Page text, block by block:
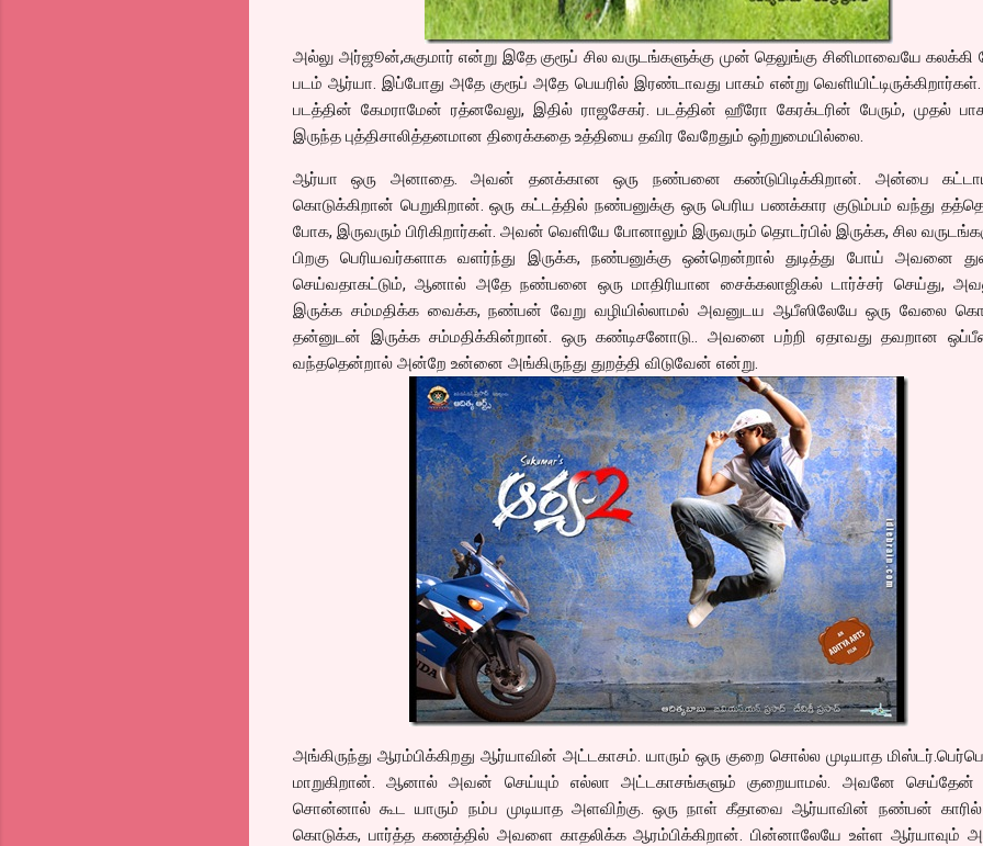
அல்லு அர்ஜூன்,சுகுமார் என்று இதே குரூப் சில வருடங்களுக்கு முன் தெலுங்கு சினிமாவையே கலக்கி
படம் ஆர்யா. இப்போது அதே குரூப் அதே பெயரில் இரண்டாவது பாகம் என்று
படத்தின் கேமராமேன் ரத்னவேலு, இதில் ராஜசேகர். படத்தின் ஹீரோ கேரக்டரின் பேரும், முதல்
இருந்த புத்திசாலித்தனமான திரைக்கதை உத்தியை தவிர வேறேதும் ஒற்றுமையில்லை.
ஆர்யா ஒரு அனாதை. அவன் தனக்கான ஒரு நண்பனை கண்டுபிடிக்கிறான். அன்பை
கொடுக்கிறான் பெறுகிறான். ஒரு கட்டத்தில் நண்பனுக்கு ஒரு பெரிய பணக்கார குடும்பம் வந்து
போக, இருவரும் பிரிகிறார்கள். அவன் வெளியே போனாலும் இருவரும் தொடர்பில் இருக்க, சில
பிறகு பெரியவர்களாக வளர்ந்து இருக்க, நண்பனுக்கு ஒன்றென்றால் துடித்து போய் அவனை
செய்வதாகட்டும், ஆனால் அதே நண்பனை ஒரு மாதிரியான சைக்கலாஜிகல் டார்ச்சர் செய்து,
இருக்க சம்மதிக்க வைக்க, நண்பன் வேறு வழியில்லாமல் அவனுடய ஆபீஸிலேயே ஒரு வேலை
தன்னுடன் இருக்க சம்மதிக்கின்றான். ஒரு கண்டிசனோடு.. அவனை பற்றி ஏதாவது தவறான
வந்ததென்றால் அன்றே உன்னை அங்கிருந்து துறத்தி விடுவேன் என்று.
அங்கிருந்து ஆரம்பிக்கிறது ஆர்யாவின் அட்டகாசம். யாரும் ஒரு குறை சொல்ல முடியாத
மாறுகிறான். ஆனால் அவன் செய்யும் எல்லா அட்டகாசங்களும் குறையாமல். அவனே செய்தேன்
சொன்னால் கூட யாரும் நம்ப முடியாத அளவிற்கு. ஒரு நாள் கீதாவை ஆர்யாவின் நண்பன் காரில்
கொடுக்க, பார்த்த கணத்தில் அவளை காதலிக்க ஆரம்பிக்கிறான். பின்னாலேயே உள்ள ஆர்யாவும்